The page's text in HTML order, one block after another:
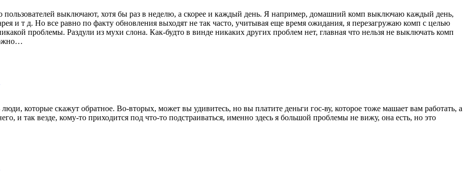
выключают, хотя бы раз в неделю, а скорее и каждый день. Я например, домашний комп выключаю каждый день,
и т д. Но все равно по факту обновления выходят не так часто, учитывая еще время ожидания, я перезагружаю комп с целью
проблемы. Раздули из мухи слона. Как-будто в винде никаких других проблем нет, главная что нельзя не выключать комп
которые скажут обратное. Во-вторых, может вы удивитесь, но вы платите деньги гос-ву, которое тоже машает вам работать, а
и так везде, кому-то приходится под что-то подстраиваться, именно здесь я большой проблемы не вижу, она есть, но это